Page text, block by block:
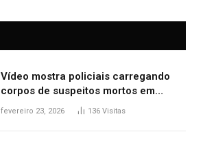
Vídeo mostra policiais carregando
corpos de suspeitos mortos em
confronto dentro de caminhonete
fevereiro 23, 2026 136 Visitas